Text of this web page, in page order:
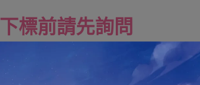
下標前請先詢問